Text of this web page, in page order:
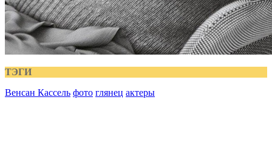
ТЭГИ
Венсан Кассель фото глянец актеры